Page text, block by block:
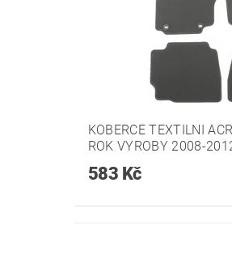
KOBERCE TEXTILNI
ROK VYROBY 2008-
583 Kč